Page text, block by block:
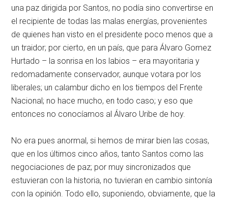
una paz dirigida por Santos, no podía sino convertirse en
el recipiente de todas las malas energías, provenientes
de quienes han visto en el presidente poco menos que a
un traidor; por cierto, en un país, que para Álvaro Gomez
Hurtado – la sonrisa en los labios – era mayoritaria y
redomadamente conservador, aunque votara por los
liberales; un calambur dicho en los tiempos del Frente
Nacional; no hace mucho, en todo caso; y eso que
entonces no conocíamos al Álvaro Uribe de hoy.
No era pues anormal, si hemos de mirar bien las cosas,
que en los últimos cinco años, tanto Santos como las
negociaciones de paz; por muy sincronizados que
estuvieran con la historia, no tuvieran en cambio sintonía
con la opinión. Todo ello, suponiendo, obviamente, que la